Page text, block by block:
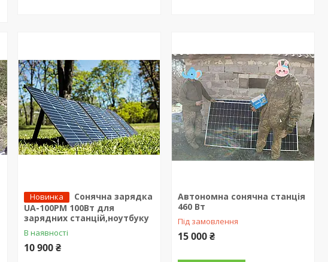
Новинка
Сонячна зарядка
UA-100PM 100Вт для
зарядних станцій,ноутбуку
В наявності
10 900 ₴
Автономна сонячна станція
460 Вт
Під замовлення
15 000 ₴